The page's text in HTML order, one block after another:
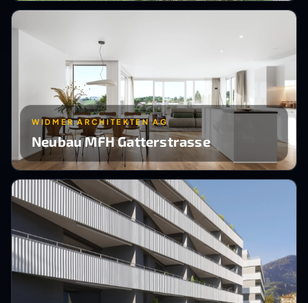
WIDMER ARCHITEKTEN AG
Neubau MFH Gatterstrasse